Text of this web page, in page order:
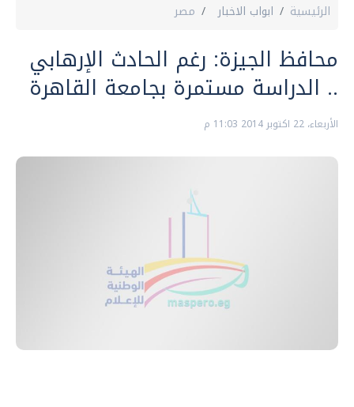
الرئيسية ابواب الاخبار مصر
محافظ الجيزة: رغم الحادث الإرهابي
.. الدراسة مستمرة بجامعة القاهرة
الأربعاء، 22 اكتوبر 2014 11:03 م